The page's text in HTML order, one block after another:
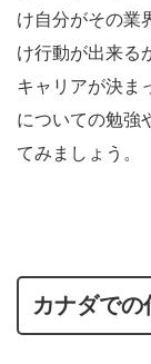
け自分がその業
け行動が出来る
キャリアが決ま
についての勉強
てみましょう。
カナダで